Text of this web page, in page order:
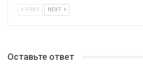
PREV NEXT
Оставьте ответ